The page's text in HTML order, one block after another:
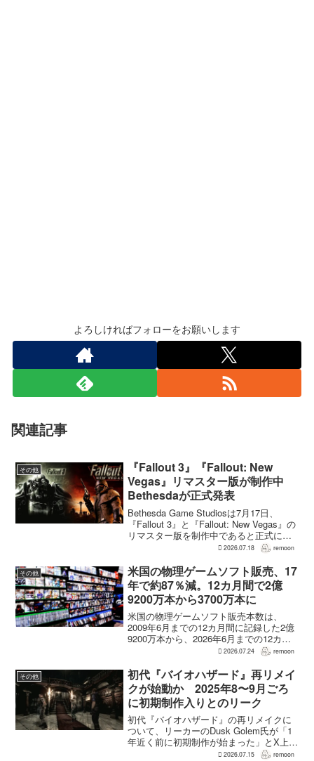
よろしければフォローをお願いします
関連記事
その他
『Fallout 3』『Fallout: New
Vegas』リマスター版が制作中
Bethesdaが正式発表
Bethesda Game Studiosは7月17日、
『Fallout 3』と『Fallout: New Vegas』の
リマスター版を制作中であると正式に発
表した。同社は今後のプロジェクトを紹
が過去の『...
2026.07.18 remoon
その他
米国の物理ゲームソフト販売、17
年で約87％減。12カ月間で2億
9200万本から3700万本に
米国の物理ゲームソフト販売本数は、
2009年6月までの12カ月間に記録した2億
9200万本から、2026年6月までの12カ月
間には3700万本まで減少した。市場調査
2億5500万本、約87％の減...
2026.07.24 remoon
その他
初代『バイオハザード』再リメイ
クが始動か 2025年8〜9月ごろ
に初期制作入りとのリーク
初代『バイオハザード』の再リメイクに
ついて、リーカーのDusk Golem氏が「1
年近く前に初期制作が始まった」とX上で
述べた。同氏によれば、プリプロダクシ
2026.07.15 remoon